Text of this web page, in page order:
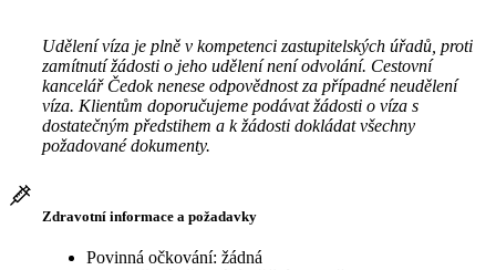
Udělení víza je plně v kompetenci zastupitelských úřadů, proti
zamítnutí žádosti o jeho udělení není odvolání. Cestovní
kancelář Čedok nenese odpovědnost za případné neudělení
víza. Klientům doporučujeme podávat žádosti o víza s
dostatečným předstihem a k žádosti dokládat všechny
požadované dokumenty.
Zdravotní informace a požadavky
Povinná očkování: žádná